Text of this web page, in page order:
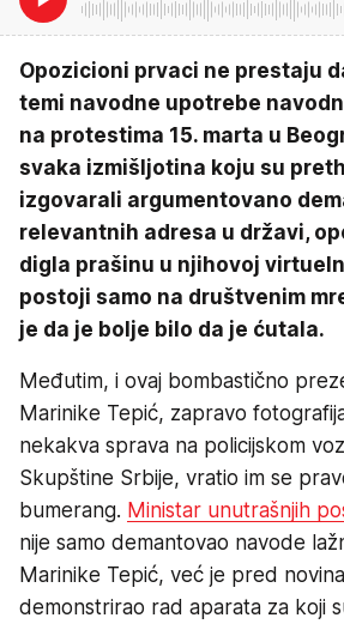
Opozicioni prvaci ne prestaju
temi navodne upotrebe
na protestima 15. marta u
svaka izmišljotina koju su
izgovarali argumentovano
relevantnih adresa u državi,
digla prašinu u njihovoj
postoji samo na društvenim
je da je bolje bilo da je ćutala.
Međutim, i ovaj bombastično
Marinike Tepić, zapravo
nekakva sprava na policijskom
Skupštine Srbije, vratio im se
bumerang. Ministar unutrašnjih
nije samo demantovao navode
Marinike Tepić, već je pred
demonstrirao rad aparata za koji